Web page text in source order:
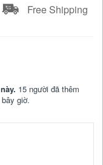
Free Shipping
15 người đã thêm
giờ.